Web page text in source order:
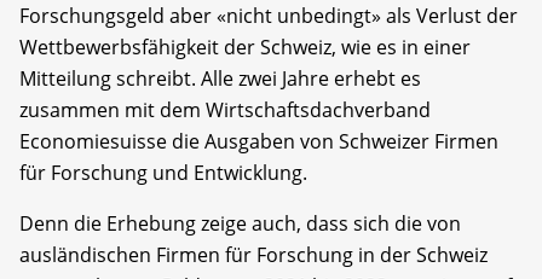
Forschungsgeld aber «nicht unbedingt» als Verlust der
Wettbewerbsfähigkeit der Schweiz, wie es in einer
Mitteilung schreibt. Alle zwei Jahre erhebt es
zusammen mit dem Wirtschaftsdachverband
Economiesuisse die Ausgaben von Schweizer Firmen
für Forschung und Entwicklung.
Denn die Erhebung zeige auch, dass sich die von
ausländischen Firmen für Forschung in der Schweiz